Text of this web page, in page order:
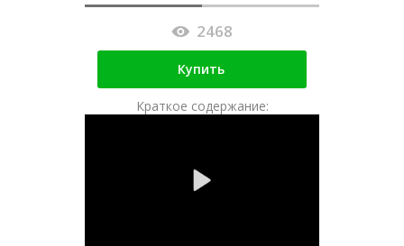
2468
Купить
Краткое содержание: